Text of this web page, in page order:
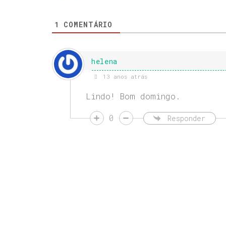
1 COMENTÁRIO
helena
13 anos atrás
Lindo! Bom domingo.
0 Responder